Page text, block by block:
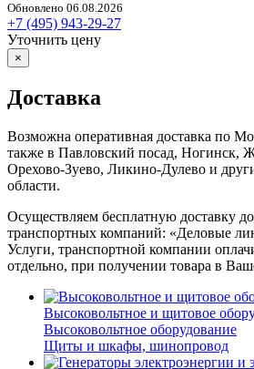
Обновлено 06.08.2026
+7 (495) 943-29-27
Уточнить цену
×
Доставка
Возможна оперативная доставка по
также в Павловский посад, Ногинск,
Орехово-Зуево, Ликино-Дулево и
области.
Осуществляем бесплатную доставку
транспортных компаний: «Деловые
Услуги, транспортной компании
отдельно, при получении товара в
Высоковольтное и щитовое
Высоковольтное оборудование
Щиты и шкафы, шинопровод